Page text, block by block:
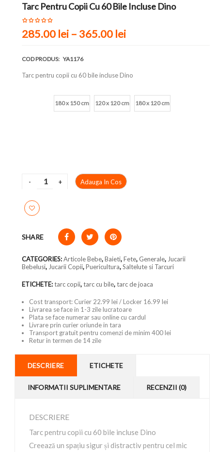
Tarc Pentru Copii Cu 60 Bile Incluse Dino
285.00 lei – 365.00 lei
COD PRODUS: YA1176
Tarc pentru copii cu 60 bile incluse Dino
180 x 150 cm 120 x 120 cm 180 x 120 cm
Adauga In Cos
SHARE
CATEGORIES:Articole Bebe,Baieti,Fete, Generale, Jucarii
Bebelusi, Jucarii Copii,Puericultura,Saltelute si Tarcuri
ETICHETE:tarc copii,tarc cu bile,tarc de joaca
Cost transport: Curier 22.99 lei / Locker 16.99 lei
Livrarea se face in 1-3 zile lucratoare
Plata se face numerar sau online cu cardul
Livrare prin curier oriunde in tara
Transport gratuit pentru comenzi de minim 400 lei
Retur in termen de 14 zile
DESCRIERE ETICHETE
INFORMATII SUPLIMENTARE RECENZII (0)
DESCRIERE
Tarc pentru copii cu 60 bile incluse Dino
Creează un spațiu sigur și distractiv pentru cel mic